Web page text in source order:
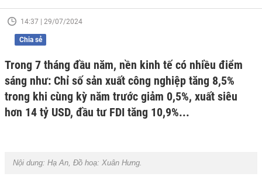
14:37 | 29/07/2024
Chia sẻ
Trong 7 tháng đầu năm, nền kinh tế có nhiều điểm
sáng như: Chỉ số sản xuất công nghiệp tăng 8,5%
trong khi cùng kỳ năm trước giảm 0,5%, xuất siêu
hơn 14 tỷ USD, đầu tư FDI tăng 10,9%...
Nội dung: Hạ An, Đồ hoạ: Xuân Hưng.